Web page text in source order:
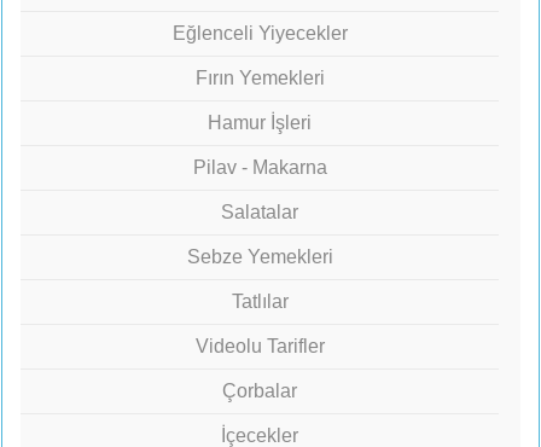
Eğlenceli Yiyecekler
Fırın Yemekleri
Hamur İşleri
Pilav - Makarna
Salatalar
Sebze Yemekleri
Tatlılar
Videolu Tarifler
Çorbalar
İçecekler